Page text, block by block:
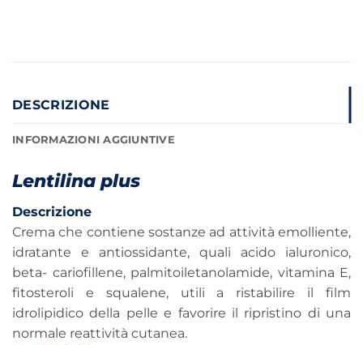
DESCRIZIONE
INFORMAZIONI AGGIUNTIVE
Lentilina plus
Descrizione
Crema che contiene sostanze ad attività emolliente,
idratante e antiossidante, quali acido ialuronico,
beta- cariofillene, palmitoiletanolamide, vitamina E,
fitosteroli e squalene, utili a ristabilire il film
idrolipidico della pelle e favorire il ripristino di una
normale reattività cutanea.